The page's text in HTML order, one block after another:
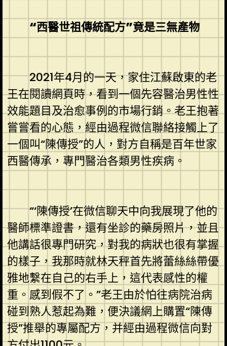
“西醫世祖傳統配方”竟是三無產物
2021年4月的一天，家住江蘇啟東的老
王在閱讀網頁時，看到一個先容醫治男性性
效能題目及治愈事例的市場行銷。老王抱著
嘗嘗看的心態，經由過程微信聯絡接觸上了
一個叫“陳傳授”的人，對方自稱是百年世家
西醫傳承，專門醫治各類男性疾病。
“‘陳傳授’在微信聊天中向我展現了他的
醫師標準證書，還有坐診的藥房照片，並且
他講話很專門研究，對我的病狀也很有掌握
的樣子，我那時就林天秤首先將蕾絲絲帶優
雅地繫在自己的右手上，這代表感性的權
重。感到假不了。”老王由於怕往病院治病
碰到熟人惹起為難，便決議網上購置“陳傳
授”推舉的專屬配方，并經由過程微信向對